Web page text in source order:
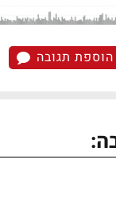
הוספת תגובה